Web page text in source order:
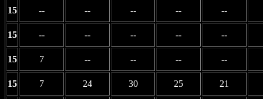
15 -- -- -- -- --
15 -- -- -- -- --
15 7 -- -- -- --
15 7 24 30 25 21